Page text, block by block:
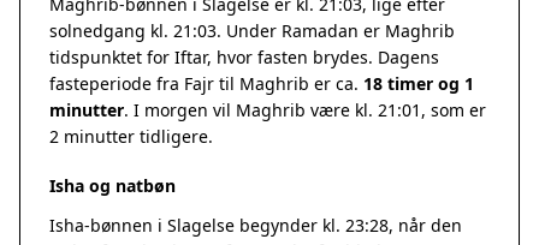
solnedgang kl. 21:03. Under Ramadan er Maghrib
tidspunktet for Iftar, hvor fasten brydes. Dagens
fasteperiode fra Fajr til Maghrib er ca. 18 timer og 1
minutter. I morgen vil Maghrib være kl. 21:01, som er
2 minutter tidligere.
Isha og natbøn
Isha-bønnen i Slagelse begynder kl. 23:28, når den